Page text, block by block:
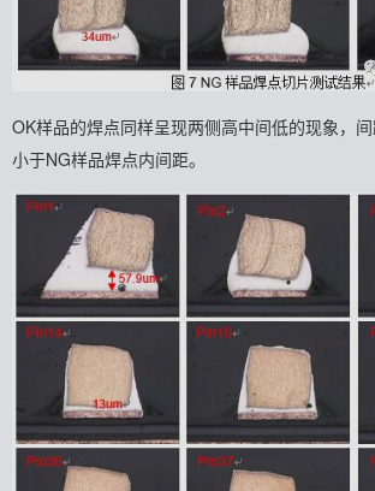
OK样品的焊点同样呈现两侧高中间低的现象，
小于NG样品焊点内间距。